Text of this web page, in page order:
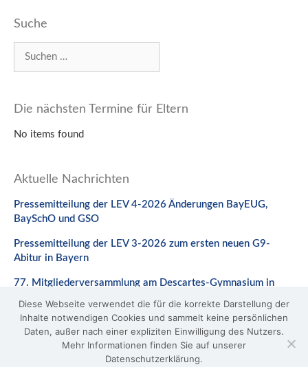
Suche
Die nächsten Termine für Eltern
No items found
Aktuelle Nachrichten
Pressemitteilung der LEV 4-2026 Änderungen BayEUG,
BaySchO und GSO
Pressemitteilung der LEV 3-2026 zum ersten neuen G9-
Abitur in Bayern
77. Mitgliederversammlung am Descartes-Gymnasium in
Stellungnahme zum Gesetzentwurf zur Änderung des
BaySchO
Diese Webseite verwendet die für die korrekte Darstellung der
Inhalte notwendigen Cookies und sammelt keine persönlichen
Daten, außer nach einer expliziten Einwilligung des Nutzers.
Mehr Informationen finden Sie auf unserer
Datenschutzerklärung.